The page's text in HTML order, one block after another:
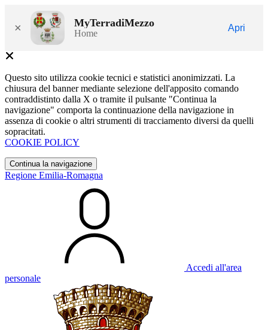
× MyTerradiMezzo
Home
Apri
Questo sito utilizza cookie tecnici e statistici anonimizzati. La
chiusura del banner mediante selezione dell'apposito comando
contraddistinto dalla X o tramite il pulsante "Continua la
navigazione" comporta la continuazione della navigazione in
assenza di cookie o altri strumenti di tracciamento diversi da quelli
sopracitati.
COOKIE POLICY
Continua la navigazione
Regione Emilia-Romagna
Accedi all'area
personale